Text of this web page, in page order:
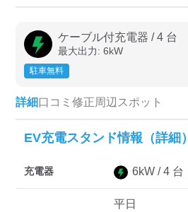
急速充電器のみ表示
高速道路上のみ表示
EV充電エネチェンジ
ケーブル付充電器 /4 台
最大出力: 6kW
駐車無料
詳細口コミ 修正周辺スポット
EV充電スタンド情報（詳細）
充電器 6kW /4 台
平日